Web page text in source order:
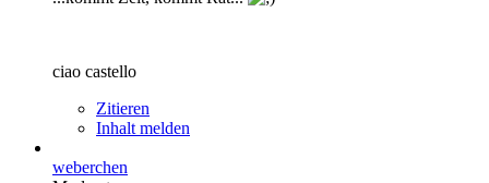
ciao castello
Zitieren
Inhalt melden
weberchen